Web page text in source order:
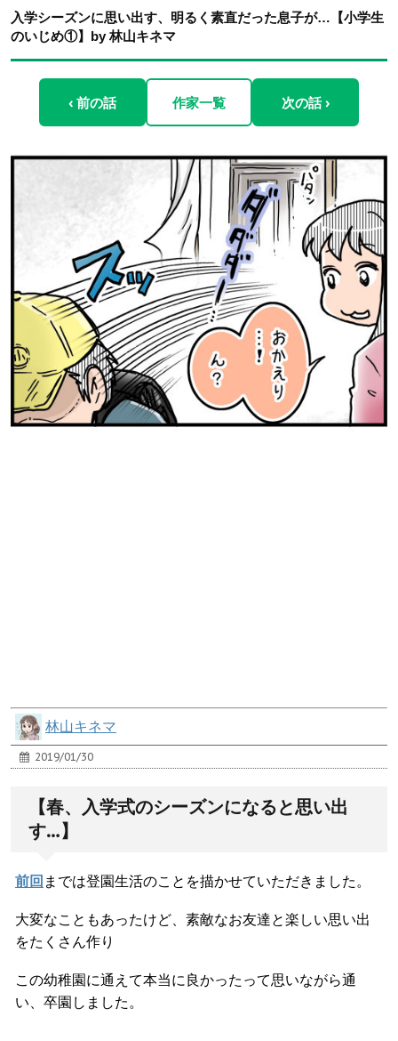
入学シーズンに思い出す、明るく素直だった息子が…【小学生
のいじめ①】by 林山キネマ
‹ 前の話 作家一覧 次の話 ›
林山キネマ
2019/01/30
【春、入学式のシーズンになると思い出
す…】
前回 までは登園生活のことを描かせていただきました。
大変なこともあったけど、素敵なお友達と楽しい思い出
をたくさん作り
この幼稚園に通えて本当に良かったって思いながら通
い、卒園しました。